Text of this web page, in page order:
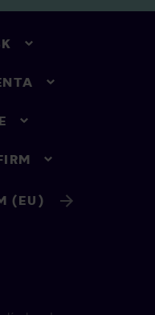
(EU)